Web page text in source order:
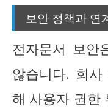
보안 정책과 연
전자문서 보안
않습니다. 회
해 사용자 권한